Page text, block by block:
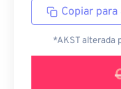
Copiar
*AKST alterada